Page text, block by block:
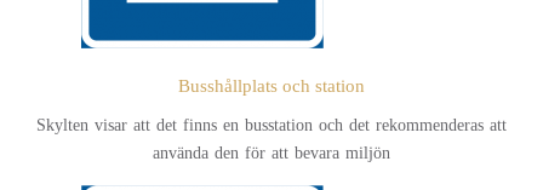
Busshållplats och station
Skylten visar att det finns en busstation och det rekommenderas att
använda den för att bevara miljön